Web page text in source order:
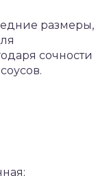
размеры,
сочности